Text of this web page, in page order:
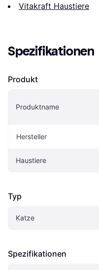
Vitakraft Haustiere
Spezifikationen
Produkt
Produktname
Hersteller
Haustiere
Typ
Katze
Spezifikationen